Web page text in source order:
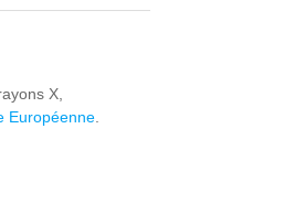
X,
Européenne